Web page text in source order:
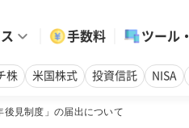
手数料 ツール
株 米国株式 投資信託 NISA
後見制度」の届出について